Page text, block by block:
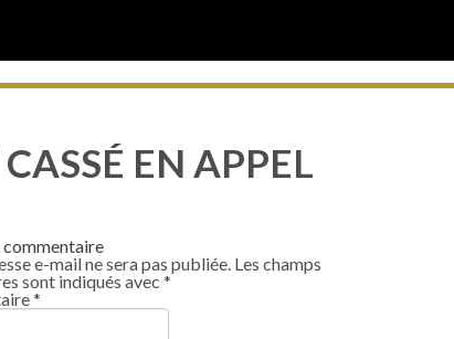
EN APPEL
commentaire
e-mail ne sera pas publiée. Les champs
sont indiqués avec *
*